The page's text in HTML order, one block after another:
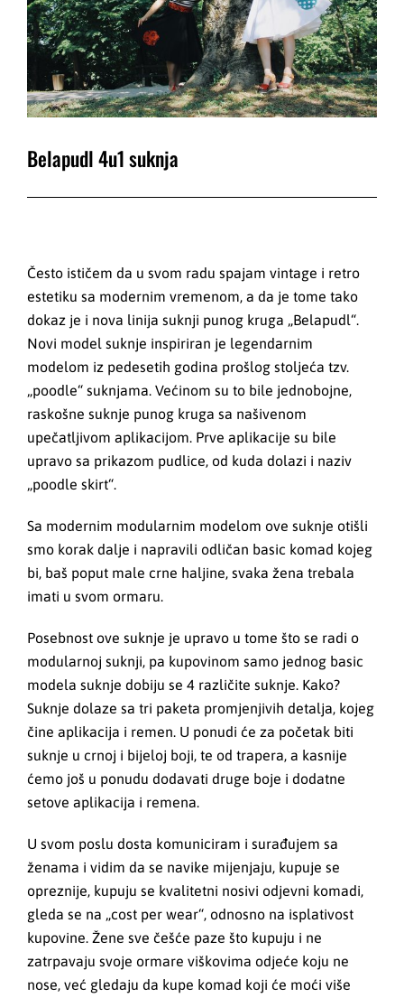
Belapudl 4u1 suknja
Često ističem da u svom radu spajam vintage i retro
estetiku sa modernim vremenom, a da je tome tako
dokaz je i nova linija suknji punog kruga „Belapudl“.
Novi model suknje inspiriran je legendarnim
modelom iz pedesetih godina prošlog stoljeća tzv.
„poodle“ suknjama. Većinom su to bile jednobojne,
raskošne suknje punog kruga sa našivenom
upečatljivom aplikacijom. Prve aplikacije su bile
upravo sa prikazom pudlice, od kuda dolazi i naziv
„poodle skirt“.
Sa modernim modularnim modelom ove suknje otišli
smo korak dalje i napravili odličan basic komad kojeg
bi, baš poput male crne haljine, svaka žena trebala
imati u svom ormaru.
Posebnost ove suknje je upravo u tome što se radi o
modularnoj suknji, pa kupovinom samo jednog basic
modela suknje dobiju se 4 različite suknje. Kako?
Suknje dolaze sa tri paketa promjenjivih detalja, kojeg
čine aplikacija i remen. U ponudi će za početak biti
suknje u crnoj i bijeloj boji, te od trapera, a kasnije
ćemo još u ponudu dodavati druge boje i dodatne
setove aplikacija i remena.
U svom poslu dosta komuniciram i surađujem sa
ženama i vidim da se navike mijenjaju, kupuje se
opreznije, kupuju se kvalitetni nosivi odjevni komadi,
gleda se na „cost per wear“, odnosno na isplativost
kupovine. Žene sve češće paze što kupuju i ne
zatrpavaju svoje ormare viškovima odjeće koju ne
nose, već gledaju da kupe komad koji će moći više